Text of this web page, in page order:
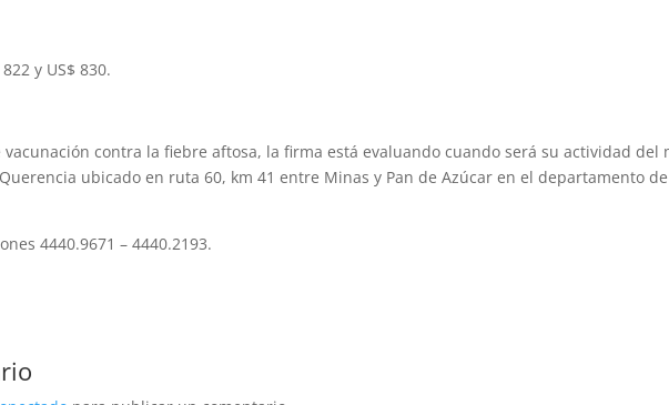
y US$ 830.
contra la fiebre aftosa, la firma está evaluando cuando será su actividad del
ubicado en ruta 60, km 41 entre Minas y Pan de Azúcar en el departamento de
4440.9671 – 4440.2193.